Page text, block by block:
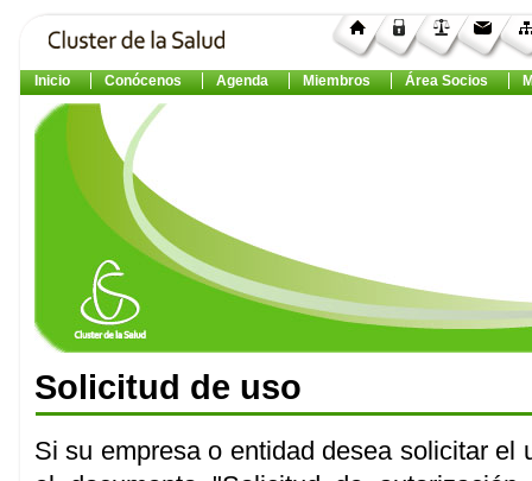
Inicio Conócenos Agenda Miembros Área Socios
Solicitud de uso
Si su empresa o entidad desea solicitar el